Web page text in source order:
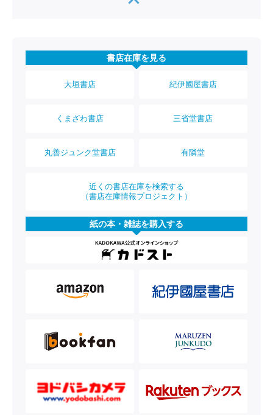
書店在庫を見る
大垣書店 紀伊國屋書店
くまざわ書店 三省堂書店
丸善ジュンク堂書店 有隣堂
近くの書店在庫を検索する
（書店在庫情報プロジェクト）
紙の本・雑誌を購入する